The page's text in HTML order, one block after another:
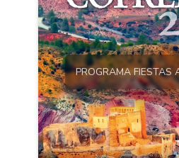
PROGRAMA FIESTAS